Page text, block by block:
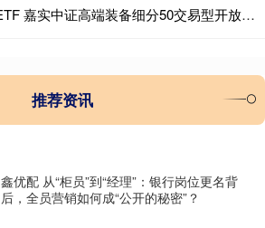
盈股网在线 高端装备ETF 嘉实中证高端装备细分50交易型开放式指数证券投资基金开通集合申购业务的公告
推荐资讯
鑫优配 从“柜员”到“经理”：银行岗位更名背
后，全员营销如何成“公开的秘密”？